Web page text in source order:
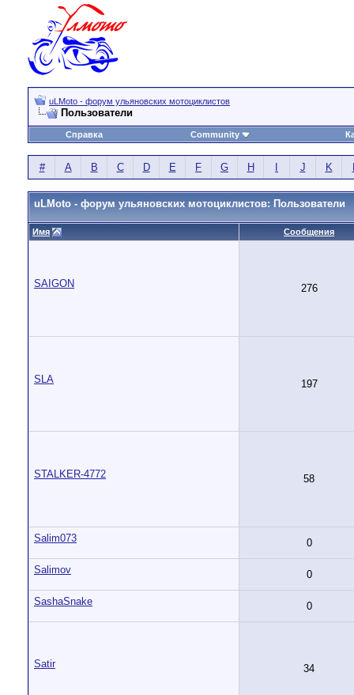
uLMoto - форум ульяновских мотоциклистов
Пользователи
Справка Community
# A B C D E F G H J K
uLMoto - форум ульяновских мотоциклистов: Пользователи
Имя Сообщения
SAIGON 276
SLA 197
STALKER-4772 58
Salim073 0
Salimov 0
SashaSnake 0
Satir 34